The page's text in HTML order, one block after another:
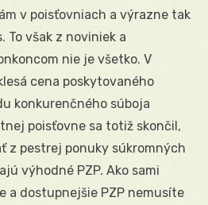
v poisťovniach a výrazne tak
To však z noviniek a
nie je všetko. V
cena poskytovaného
konkurenčného súboja
poisťovne sa totiž skončil,
z pestrej ponuky súkromných
výhodné PZP. Ako sami
a dostupnejšie PZP nemusíte